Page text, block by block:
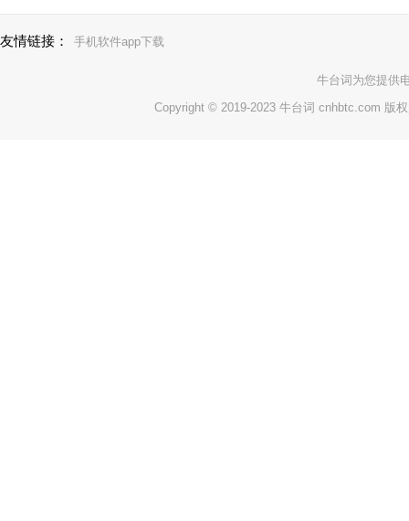
友情链接： 手机软件app下载
牛台词 为您提供
Copyright © 2019-2023 牛台词 cnhbtc.com 版